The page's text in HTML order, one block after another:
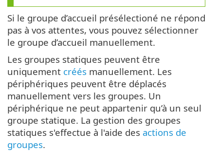
Si le groupe d’accueil présélectioné ne répond
pas à vos attentes, vous pouvez sélectionner
le groupe d’accueil manuellement.
Les groupes statiques peuvent être
uniquement créés manuellement. Les
périphériques peuvent être déplacés
manuellement vers les groupes. Un
périphérique ne peut appartenir qu’à un seul
groupe statique. La gestion des groupes
statiques s'effectue à l'aide des actions de
groupes.